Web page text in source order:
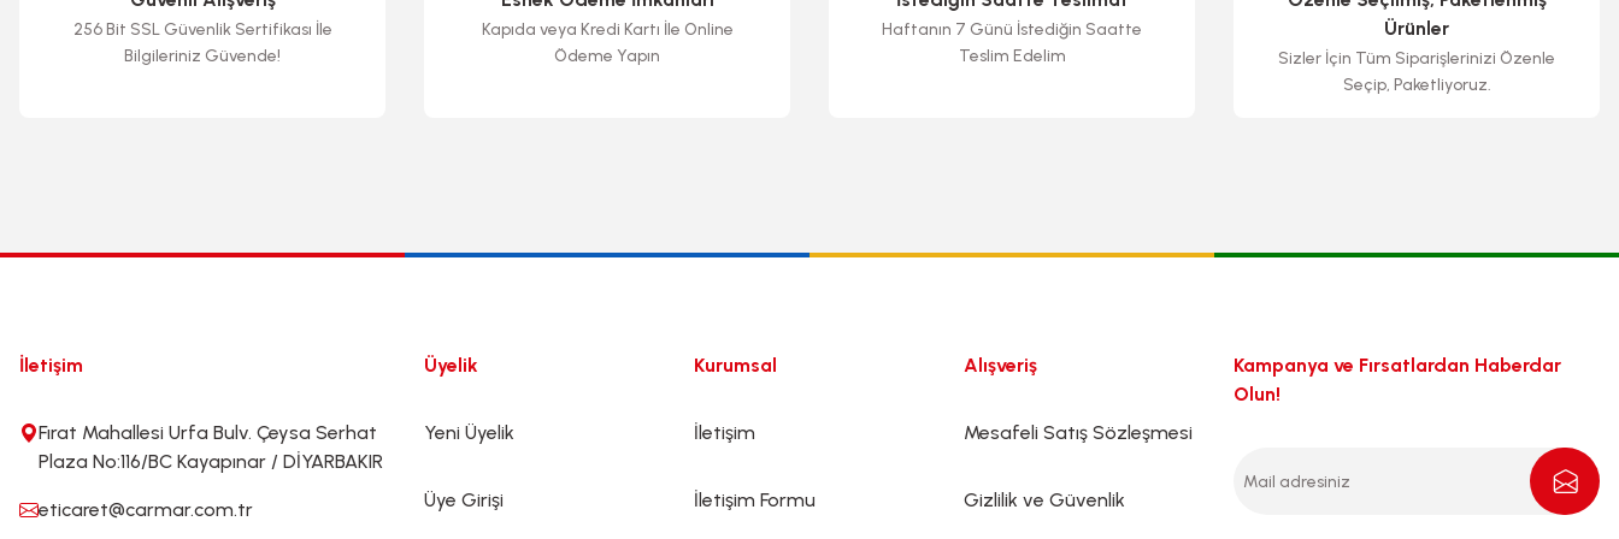
256 Bit SSL Güvenlik Sertifikası İle
Bilgileriniz Güvende!
Kapıda veya Kredi Kartı İle Online
Ödeme Yapın
Haftanın 7 Günü İstediğin Saatte
Teslim Edelim
Ürünler
Sizler İçin Tüm Siparişlerinizi Özenle
Seçip, Paketliyoruz.
İletişim
Fırat Mahallesi Urfa Bulv. Çeysa Serhat
Plaza No:116/BC Kayapınar / DİYARBAKIR
eticaret@carmar.com.tr
Üyelik
Yeni Üyelik
Üye Girişi
Kurumsal
İletişim
İletişim Formu
Alışveriş
Mesafeli Satış Sözleşmesi
Gizlilik ve Güvenlik
Kampanya ve Fırsatlardan Haberdar
Olun!